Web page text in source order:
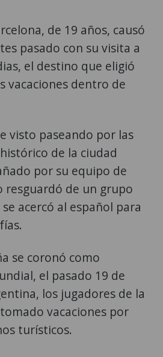
de 19 años, causó
pasado con su visita a
el destino que eligió
vacaciones dentro de
visto paseando por las
de la ciudad
por su equipo de
resguardó de un grupo
acercó al español para
se coronó como
el pasado 19 de
los jugadores de la
vacaciones por
turísticos.